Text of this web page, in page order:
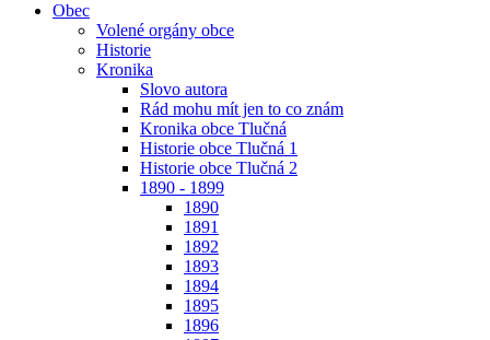
Obec
Volené orgány obce
Historie
Kronika
Slovo autora
Rád mohu mít jen to co znám
Kronika obce Tlučná
Historie obce Tlučná 1
Historie obce Tlučná 2
1890 - 1899
1890
1891
1892
1893
1894
1895
1896